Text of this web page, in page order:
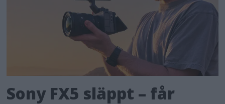
Sony FX5 släppt – får